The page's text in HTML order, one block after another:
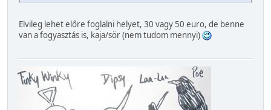
Elvileg lehet előre foglalni helyet, 30 vagy 50 euro, de benne
van a fogyasztás is, kaja/sör (nem tudom mennyi)